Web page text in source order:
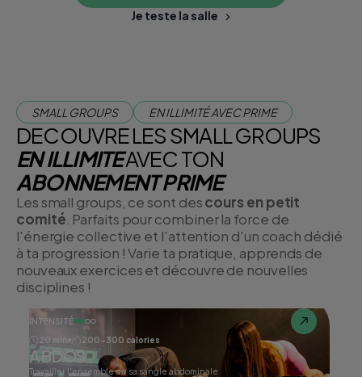
Je teste la salle
SMALL GROUPS EN ILLIMITÉ AVEC PRIME
DECOUVRE LES SMALL GROUPS
EN ILLIMITEAVEC TON
ABONNEMENT PRIME
Les small groups, ce sont descours en petit
comité . Parfaits pour combiner la force de
l'énergie collective et l'attention d'un coach dédié
à ta progression ! Varie ta pratique, apprends de
nouveaux exercices et découvre de nouvelles
disciplines !
INTENSITÉ
20 min
200-300 calories
ABDOS
Travailler l'ensemble de sa sangle abdominale